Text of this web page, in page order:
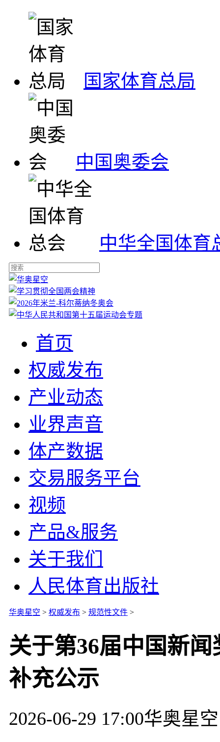
国家体育总局
中国奥委会
中华全国体育
首页
权威发布
产业动态
业界声音
体产数据
交易服务平台
视频
产品&服务
关于我们
人民体育出版社
华奥星空 > 权威发布 > 规范性文件 >
关于第36届中国新
补充公示
2026-06-29 17:00华奥星空